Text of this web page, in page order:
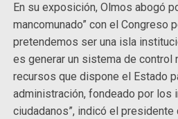
En su exposición, Olmos abogó
mancomunado” con el Congreso
pretendemos ser una isla
es generar un sistema de control
recursos que dispone el Estado
administración, fondeado por los
ciudadanos”, indicó el presidente